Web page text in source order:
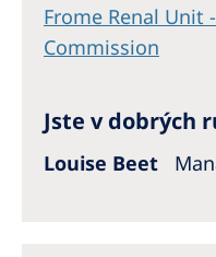
Asia Pacific
Australia
Philippines
Frome Renal Unit
Commission
Jste v dobrých
Louise Beet